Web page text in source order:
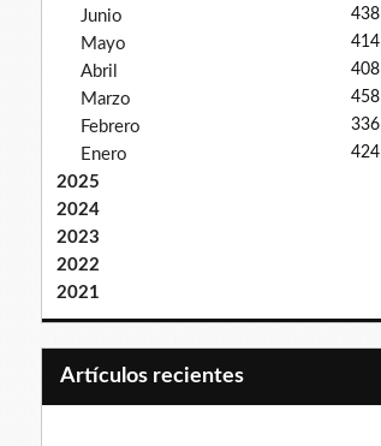
Junio 438
Mayo 414
Abril 408
Marzo 458
Febrero 336
Enero 424
2025
2024
2023
2022
2021
Artículos recientes